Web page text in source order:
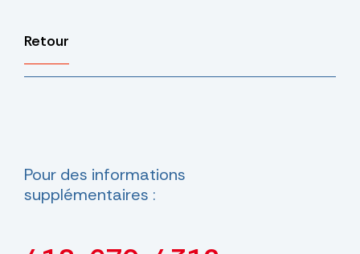
Retour
Pour des informations
supplémentaires :